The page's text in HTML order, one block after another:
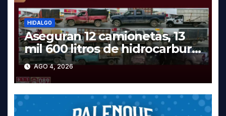
HIDALGO
Aseguran 12 camionetas, 13
mil 600 litros de hidrocarburo
y dos vehículos robados en
Tula
AGO 4, 2026